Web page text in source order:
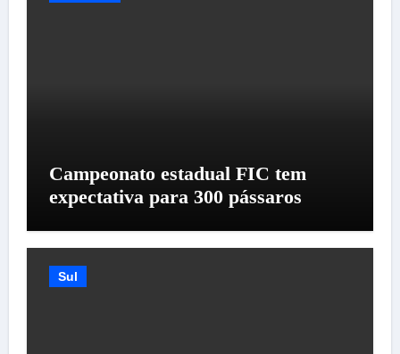
Campeonato estadual FIC tem
expectativa para 300 pássaros
Sul